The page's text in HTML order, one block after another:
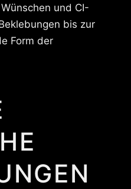
und CI-
bis zur
Form der